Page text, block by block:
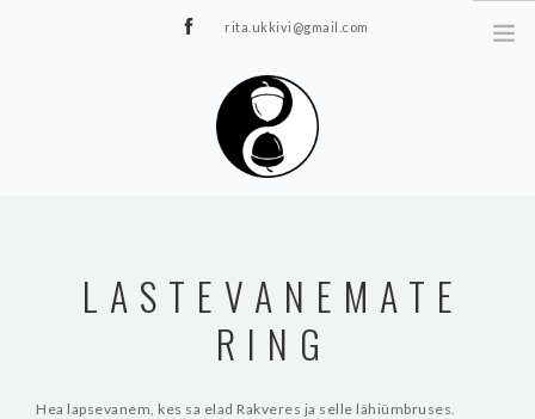
rita.ukkivi@gmail.com
JOOGA/PILATES
TERAAPIA
TIIMIDELE
LASTEVANEMATE
RING
Hea lapsevanem, kes sa elad Rakveres ja selle lähiümbruses.